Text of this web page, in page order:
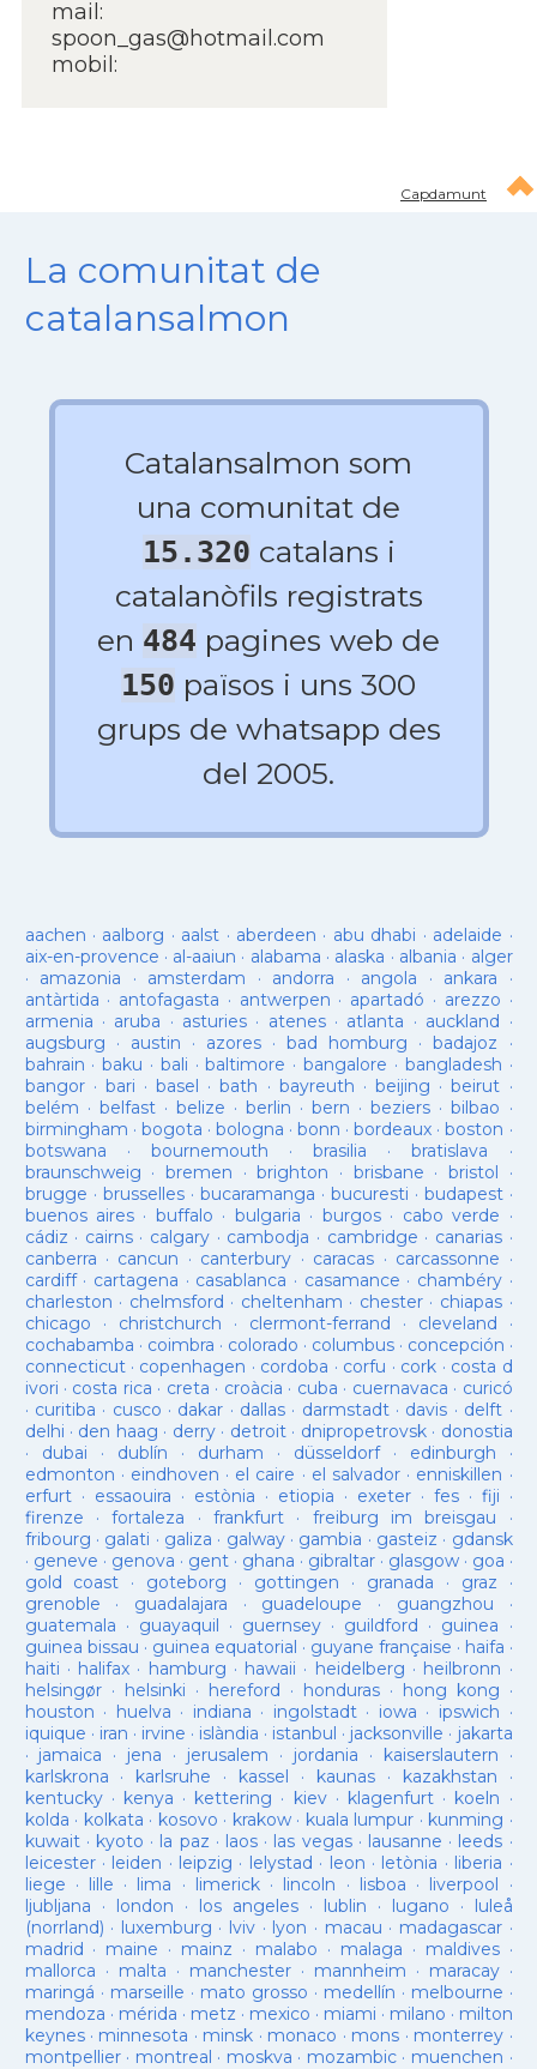
mail:
spoon_gas@hotmail.com
mobil:
Capdamunt
La comunitat de
catalansalmon
Catalansalmon som
una comunitat de
15.320 catalans i
catalanòfils registrats
en 484 pagines web de
150 països i uns 300
grups de whatsapp des
del 2005.
aachen · aalborg · aalst · aberdeen · abu dhabi · adelaide ·
aix-en-provence · al-aaiun · alabama · alaska · albania · alger
· amazonia · amsterdam · andorra · angola · ankara ·
antàrtida · antofagasta · antwerpen · apartadó · arezzo ·
armenia · aruba · asturies· atenes· atlanta · auckland ·
augsburg · austin · azores·bad homburg ·badajoz ·
bahrain ·baku · bali ·baltimore ·bangalore · bangladesh ·
bangor· bari ·basel ·bath · bayreuth ·beijing ·beirut ·
belém · belfast· belize · berlin ·bern ·beziers ·bilbao ·
birmingham · bogota · bologna ·bonn ·bordeaux ·boston ·
botswana · bournemouth ·brasilia ·bratislava ·
braunschweig · bremen ·brighton · brisbane · bristol ·
brugge · brusselles· bucaramanga · bucuresti · budapest·
buenos aires· buffalo · bulgaria · burgos· cabo verde ·
cádiz · cairns· calgary · cambodja · cambridge · canarias·
canberra · cancun · canterbury · caracas · carcassonne ·
cardiff· cartagena · casablanca · casamance · chambéry·
charleston · chelmsford · cheltenham · chester· chiapas ·
chicago · christchurch · clermont-ferrand · cleveland ·
cochabamba · coimbra · colorado · columbus· concepción ·
connecticut· copenhagen · cordoba · corfu · cork · costa d
ivori · costa rica · creta · croàcia · cuba · cuernavaca · curicó
· curitiba · cusco · dakar · dallas · darmstadt· davis · delft ·
delhi · den haag · derry· detroit· dnipropetrovsk· donostia
· dubai · dublín · durham · düsseldorf· edinburgh ·
edmonton · eindhoven · el caire · el salvador · enniskillen ·
erfurt· essaouira · estònia · etiopia · exeter· fes· fiji ·
firenze ·fortaleza · frankfurt· freiburg im breisgau ·
fribourg · galati · galiza · galway· gambia · gasteiz · gdansk
· geneve · genova · gent· ghana · gibraltar· glasgow· goa ·
gold coast · goteborg · gottingen · granada · graz ·
grenoble · guadalajara · guadeloupe · guangzhou ·
guatemala · guayaquil · guernsey· guildford · guinea ·
guinea bissau · guinea equatorial · guyane française · haifa ·
haiti · halifax · hamburg · hawaii · heidelberg · heilbronn ·
helsingør· helsinki · hereford · honduras· hong kong ·
houston · huelva · indiana · ingolstadt· iowa · ipswich ·
iquique · iran · irvine · islàndia · istanbul · jacksonville · jakarta
· jamaica · jena · jerusalem · jordania · kaiserslautern ·
karlskrona · karlsruhe · kassel · kaunas· kazakhstan ·
kentucky· kenya · kettering · kiev· klagenfurt · koeln ·
kolda · kolkata · kosovo · krakow· kuala lumpur · kunming ·
kuwait· kyoto · la paz · laos· las vegas· lausanne · leeds ·
leicester· leiden · leipzig · lelystad · leon · letònia · liberia ·
liege · lille · lima · limerick· lincoln · lisboa · liverpool ·
ljubljana · london · los angeles· lublin · lugano · luleå
(norrland) · luxemburg · lviv · lyon · macau · madagascar·
madrid · maine · mainz · malabo · malaga · maldives·
mallorca · malta · manchester· mannheim · maracay·
maringá · marseille · mato grosso · medellín · melbourne ·
mendoza · mérida · metz · mexico · miami · milano · milton
keynes· minnesota · minsk · monaco · mons · monterrey ·
montpellier· montreal · moskva · mozambic· muenchen ·